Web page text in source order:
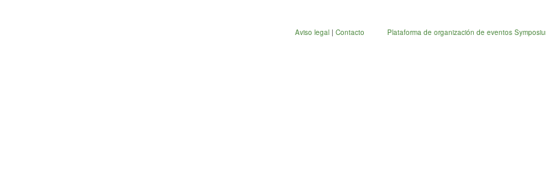
Aviso legal | Contacto Plataforma de organización de eventos